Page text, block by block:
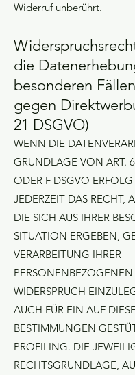
Widerruf unberührt.
die
besonderen
gegen
21 DSGVO)
WENN DIE
GRUNDLAGE VON ART.
ODER F DSGVO
JEDERZEIT DAS RECHT,
DIE SICH AUS IHRER
SITUATION ERGEBEN,
VERARBEITUNG IHRER
WIDERSPRUCH
AUCH FÜR EIN AUF
BESTIMMUNGEN
PROFILING. DIE
RECHTSGRUNDLAGE,